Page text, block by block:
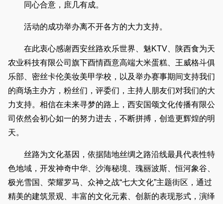
同心合意，庶几有成。
活动的成功举办离不开各方的大力支持。
在此衷心感谢西安丝路欢乐世界、魅KTV、陕西食为天
农业科技有限公司旗下酉情酉意高端大米蛋糕、王威格斗俱
乐部、密丝卡伦美妆美甲学校，以及举办赛事期间支持我们
的商场主办方，粉丝们，评委们，主持人朋友们对我们的大
力支持。相信在未来寻梦的路上，西安国颂文化传播有限公
司依然会初心如一的努力进去，不断拼搏，创造更辉煌的明
天。
丝路为文化基因，依据陆地丝绸之路沿线最具代表性特
色地域，开发神奇中华、沙海秘境、瑰丽波斯、恒河象谷、
极光雪国、荣耀罗马、众神之战“七大文化”主题街区，通过
精美的建筑景观、丰富的文化元素、创新的表现形式，演绎